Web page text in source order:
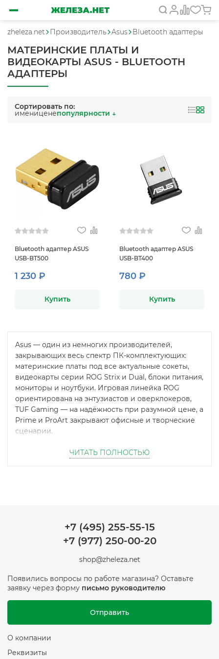
zheleza.net Производитель Asus Bluetooth адаптеры
МАТЕРИНСКИЕ ПЛАТЫ И
ВИДЕОКАРТЫ ASUS - BLUETOOTH
АДАПТЕРЫ
Сортировать по:
имениценепопулярности ↓
Bluetooth адаптер ASUS
USB-BT500
1 230 ₽
Купить
Bluetooth адаптер ASUS
USB-BT400
780 ₽
Купить
Asus — один из немногих производителей,
закрывающих весь спектр ПК-комплектующих:
материнские платы под все актуальные сокеты,
видеокарты серии ROG Strix и Dual, блоки питания,
мониторы и ноутбуки. Игровая линейка ROG
ориентирована на энтузиастов и оверклокеров,
TUF Gaming — на надёжность при разумной цене, а
Prime и ProArt закрывают офисные и творческие
сценарии.
видеокарты Asus, которые можно забрать
найдётся подходящая плата или видеокарта
именно в наличии, а не «под заказ».
ЧИТАТЬ ПОЛНОСТЬЮ
+7 (495) 255-55-15
+7 (977) 250-00-20
shop@zheleza.net
Появились вопросы по работе магазина? Оставьте
заявку через форму письмо руководителю
Отправить
О компании
Реквизиты